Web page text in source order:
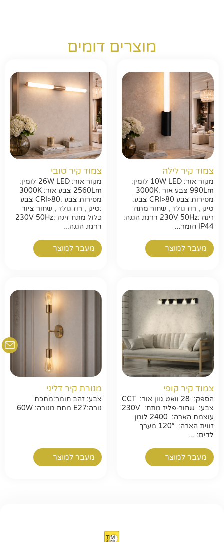
חפשו באתר
מוצרים דומים
צמוד קיר לילה
מקור אור: 10W LED לומין:
990Lm צבע אור :3000K
מסירות צבע CRI>80 צבע:
טיק , רוז גולד , שחור מתח
זינה :230V 50Hz דרגת הגנה:
IP44 חומר...
מעבר למוצר
צמוד קיר טובי
מקור אור: 26W LED לומין:
2560Lm צבע אור: 3000K
מסירות צבע :CRI>80 צבע
:טיק , רוז גולד , שחור ציוד
כלול מתח זינה :230V 50Hz
דרגת הגנה...
מעבר למוצר
צמוד קיר קופי
הספק: 28 וואט גוון אור: CCT
צבע: שחור-פליז מתח: 230V
עוצמת הארה: 2400 לומן
זווית הארה: 120° מערך
לדים: ...
מעבר למוצר
מנורת קיר דליני
צבע: זהב חומר:מתכת
נורה:E27 מתח מנורה: 60W
מעבר למוצר